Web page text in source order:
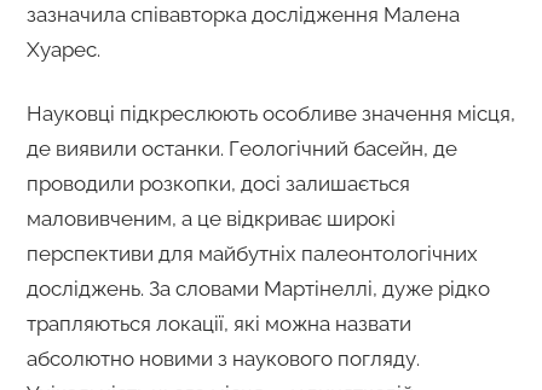
зазначила співавторка дослідження Малена
Хуарес.
Науковці підкреслюють особливе значення місця,
де виявили останки. Геологічний басейн, де
проводили розкопки, досі залишається
маловивченим, а це відкриває широкі
перспективи для майбутніх палеонтологічних
досліджень. За словами Мартінеллі, дуже рідко
трапляються локації, які можна назвати
абсолютно новими з наукового погляду.